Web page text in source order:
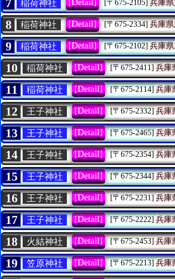
7 稲荷神社 [Detail] [〒675-2105] 兵庫
8 稲荷神社 [Detail] [〒675-2334] 兵庫
9 稲荷神社 [Detail] [〒675-2102] 兵庫
10 稲荷神社 [Detail] [〒675-2411] 兵庫
11 稲荷神社 [Detail] [〒675-2114] 兵庫
12 王子神社 [Detail] [〒675-2332] 兵庫
13 王子神社 [Detail] [〒675-2465] 兵庫
14 王子神社 [Detail] [〒675-2354] 兵庫
15 王子神社 [Detail] [〒675-2344] 兵庫
16 王子神社 [Detail] [〒675-2231] 兵庫
17 王子神社 [Detail] [〒675-2222] 兵庫
18 火結神社 [Detail] [〒675-2453] 兵庫
19 笠原神社 [Detail] [〒675-2213] 兵庫